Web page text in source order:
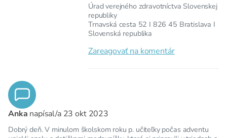
Úrad verejného zdravotníctva Slovenskej
republiky
Trnavská cesta 52 I 826 45 Bratislava I
Slovenská republika
Zareagovať na komentár
Anka napísal/a 23 okt 2023
Dobrý deň. V minulom školskom roku p. učiteľky počas adventu